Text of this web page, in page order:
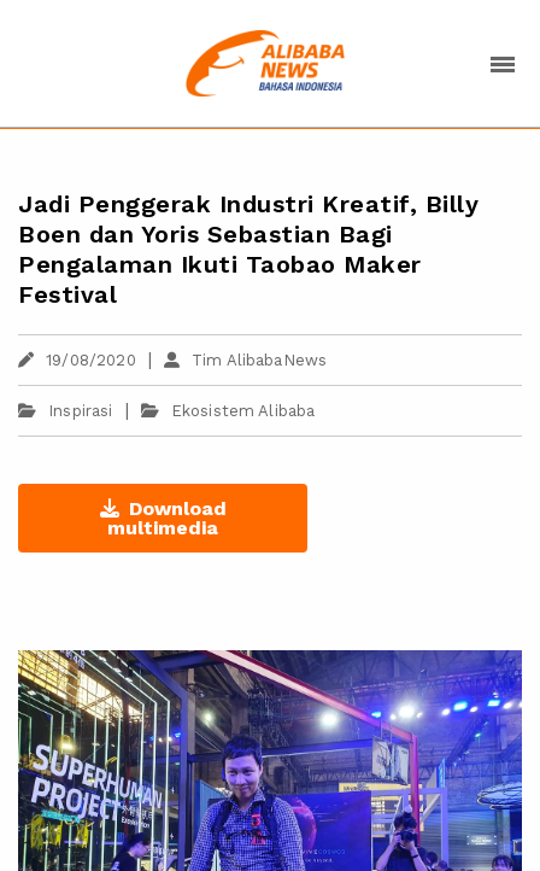
Jadi Penggerak Industri Kreatif, Billy
Boen dan Yoris Sebastian Bagi
Pengalaman Ikuti Taobao Maker
Festival
19/08/2020 | Tim AlibabaNews
Inspirasi | Ekosistem Alibaba
Download
multimedia